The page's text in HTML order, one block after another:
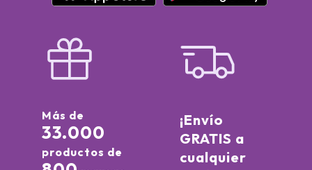
Más de
33.000
productos de
¡Envío
GRATIS a
cualquier